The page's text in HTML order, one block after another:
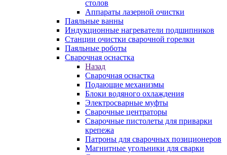
столов
Аппараты лазерной очистки
Паяльные ванны
Индукционные нагреватели подшипников
Станции очистки сварочной горелки
Паяльные роботы
Сварочная оснастка
Назад
Сварочная оснастка
Подающие механизмы
Блоки водяного охлаждения
Электросварные муфты
Сварочные центраторы
Сварочные пистолеты для приварки
крепежа
Патроны для сварочных позиционеров
Магнитные угольники для сварки